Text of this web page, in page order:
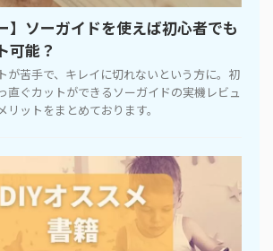
】ソーガイドを使えば初心者でも
可能？
が苦手で、キレイに切れないという方に。初
直ぐカットができるソーガイドの実機レビュ
ットをまとめております。